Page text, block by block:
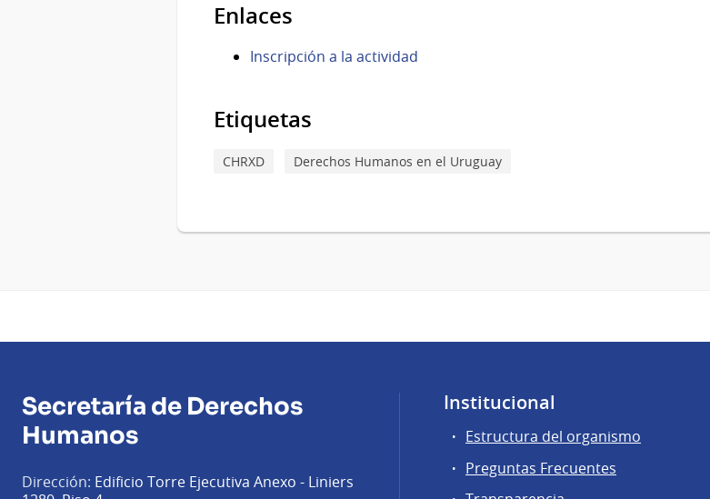
Enlaces
Inscripción a la actividad
Etiquetas
CHRXD Derechos Humanos en el Uruguay
Secretaría de Derechos
Humanos
Dirección: Edificio Torre Ejecutiva Anexo - Liniers
Institucional
Estructura del organismo
Preguntas Frecuentes